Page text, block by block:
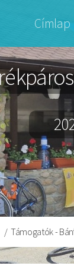
Címlap
Támogatók -